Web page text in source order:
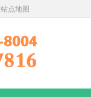
站点地图